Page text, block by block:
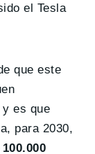
el Tesla
que este
es que
para 2030,
100.000